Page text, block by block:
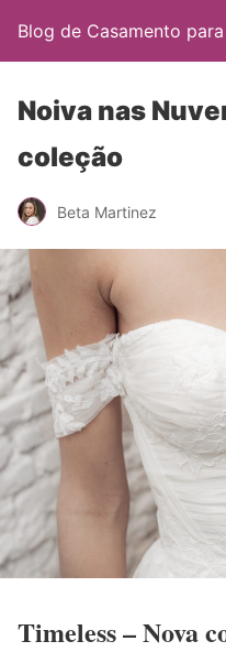
Blog de Casamento
Noiva nas
coleção
Beta Martinez
Timeless – Nova